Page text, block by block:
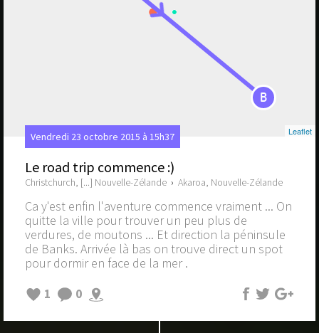
B
Leaflet
Vendredi 23 octobre 2015 à 15h37
Le road trip commence :)
Christchurch, [...] Nouvelle-Zélande › Akaroa, Nouvelle-Zélande
Ca y'est enfin l'aventure commence vraiment ... On
quitte la ville pour trouver un peu plus de
verdures, de moutons ... Et direction la péninsule
de Banks. Arrivée là bas on trouve direct un spot
pour dormir en face de la mer .
1
0